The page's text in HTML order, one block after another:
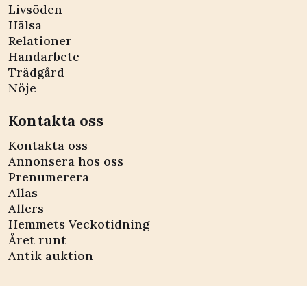
Livsöden
Hälsa
Relationer
Handarbete
Trädgård
Nöje
Kontakta oss
Kontakta oss
Annonsera hos oss
Prenumerera
Allas
Allers
Hemmets Veckotidning
Året runt
Antik auktion